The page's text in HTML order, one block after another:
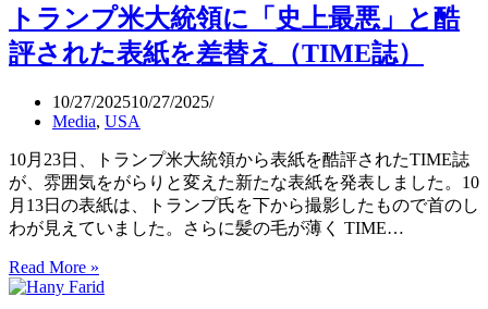
と
は・・
（TED:
Sullam）
笑
っ
て
ま
う
2025
年
の
コ
ィ
トランプ米大統領に「史上最悪」と酷
評された表紙を差替え（TIME誌）
10/27/202510/27/2025
Media, USA
10月23日、トランプ米大統領から表紙を酷評されたTIME誌
が、雰囲気をがらりと変えた新たな表紙を発表しました。10
月13日の表紙は、トランプ氏を下から撮影したもので首のし
わが見えていました。さらに髪の毛が薄く TIME…
Read More »
ラ